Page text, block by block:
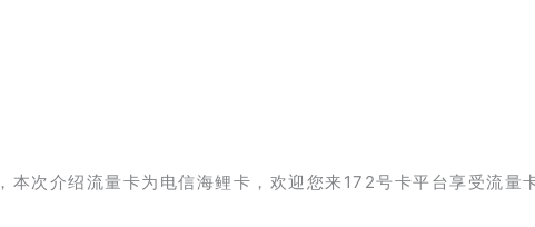
本次介绍流量卡为电信海鲤卡，欢迎您来172号卡平台享受流量